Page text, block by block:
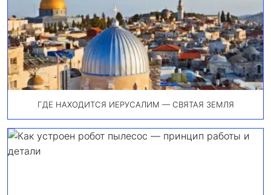
ГДЕ НАХОДИТСЯ ИЕРУСАЛИМ — СВЯТАЯ ЗЕМЛЯ